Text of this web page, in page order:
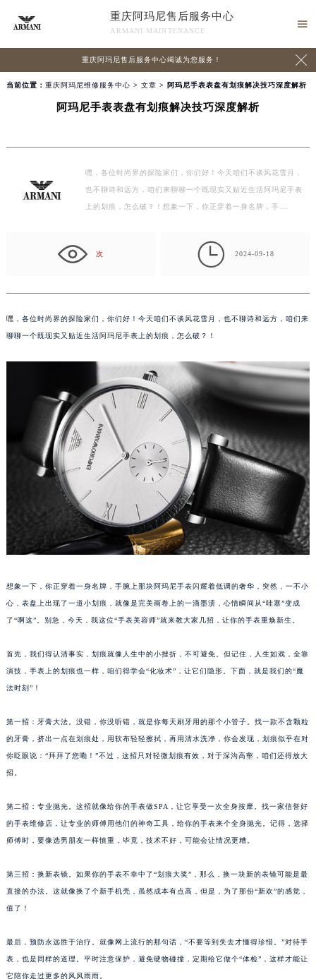
重庆阿玛尼售后服务中心
ARMANI MAINTENANCE

重庆阿玛尼售后服务中心竭诚为您服务！ 
当前位置： 重庆阿玛尼维修服务中心 > 文章 > 阿玛尼手表表盘有划痕解决技巧深度解析
阿玛尼手表表盘有划痕解决技巧深度解析
嘿，各位时尚界的探险家们，你们好！今天咱们不谈风花雪月，
也不聊诗和远方，咱们来聊聊一个既现实又贴近生活阿玛尼手表
上的划痕，怎么破？！想象一下，你正穿着一身名牌，手…
次  2024-09-18
嘿，各位时尚界的探险家们，你们好！今天咱们不谈风花雪月，也不聊诗和远方，咱们来
聊聊一个既现实又贴近生活阿玛尼手表上的划痕，怎么破？！
想象一下，你正穿着一身名牌，手腕上那块阿玛尼手表闪耀着低调的奢华，突然，一不小
心，表盘上出现了一道小划痕，就像是完美画卷上的一滴墨渍，心情瞬间从“哇塞”变成
了“啊这”。别急，今天，我这位“手表美容师”就来教大家几招，让你的手表重焕新生。
首先，我们得认清事实，划痕就像人生中的小挫折，不可避免。但记住，人生如戏，全靠
演技，手表上的划痕也一样，咱们得学会“化妆术”，让它们隐形。下面，就是我们的“魔
法时刻”！
第一招：牙膏大法。没错，你没听错，就是你每天刷牙用的那个小管子。找一款不含颗粒
的牙膏，挤出一点在划痕处，用软布轻轻擦拭，再用清水洗净，你会发现，划痕似乎在对
你眨眼说：“拜拜了您嘞！”不过，这招只对轻微划痕有效，对于深沟高壑，咱们还得放大
招。
第二招：专业抛光。这招就像给你的手表做SPA，让它享受一次全身按摩。找一家信誉好
的手表维修店，让专业的师傅用他们的神奇工具，给你的手表来个全身抛光。记得，选择
师傅时，要像选男朋友一样慎重，毕竟，技术不好，可能会让情况更糟。
第三招：换新表镜。如果你的手表不幸中了“划痕大奖”，那么，换一块新的表镜可能是最
直接的办法。这就像换了个新手机壳，虽然成本有点高，但是，为了那份“新欢”的感觉，
值了！
最后，预防永远胜于治疗。就像网上流行的那句话，“不要等到失去才懂得珍惜。”对待手
表，也是同样的道理。平时注意保护，避免硬物碰撞，定期给它做个“体检”，这样才能让
它陪你走过更多的风风雨雨。